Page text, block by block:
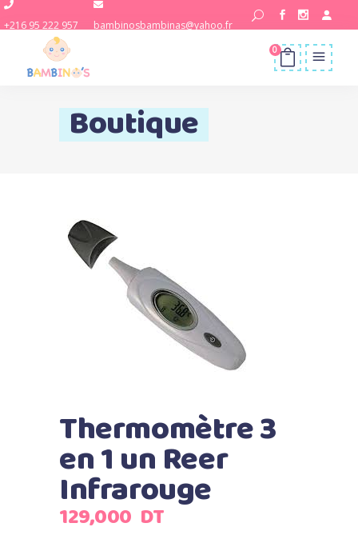
+216 95 222 957 bambinosbambinas@yahoo.fr
0
Boutique
Thermomètre 3
en 1 un Reer
Infrarouge
129,000 DT